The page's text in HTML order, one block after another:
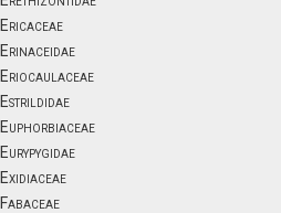
Ericaceae
Erinaceidae
Eriocaulaceae
Estrildidae
Euphorbiaceae
Eurypygidae
Exidiaceae
Fabaceae